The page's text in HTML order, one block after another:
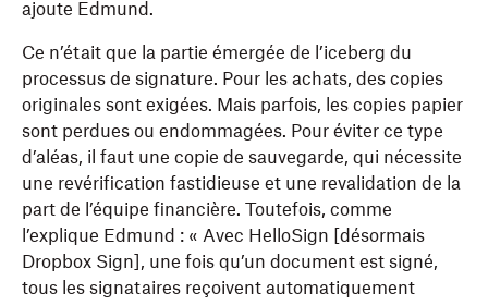
ajoute Edmund.
Ce n’était que la partie émergée de l’iceberg du
processus de signature. Pour les achats, des copies
originales sont exigées. Mais parfois, les copies papier
sont perdues ou endommagées. Pour éviter ce type
d’aléas, il faut une copie de sauvegarde, qui nécessite
une revérification fastidieuse et une revalidation de la
part de l’équipe financière. Toutefois, comme
l’explique Edmund : « Avec HelloSign [désormais
Dropbox Sign], une fois qu’un document est signé,
tous les signataires reçoivent automatiquement